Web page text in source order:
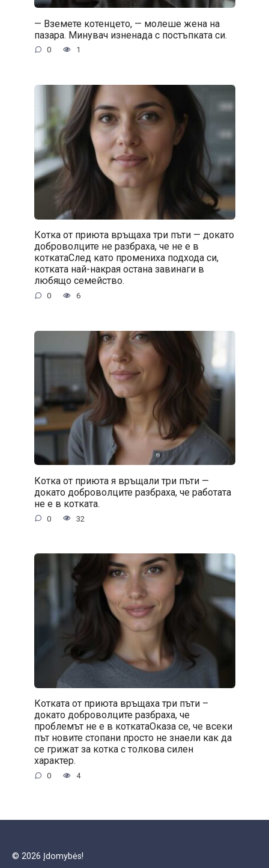
— Вземете котенцето, — молеше жена на
пазара. Минувач изненада с постъпката си.
0 1
Котка от приюта връщаха три пъти — докато
доброволците не разбраха, че не е в
коткатаСлед като промениха подхода си,
котката най-накрая остана завинаги в
любящо семейство.
0 6
Котка от приюта я връщали три пъти —
докато доброволците разбраха, че работата
не е в котката.
0 32
Котката от приюта връщаха три пъти –
докато доброволците разбраха, че
проблемът не е в коткатаОказа се, че всеки
път новите стопани просто не знаели как да
се грижат за котка с толкова силен
характер.
0 4
© 2026 Įdomybės!